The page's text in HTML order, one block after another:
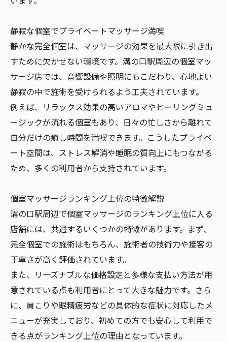
静寂な個室でプライベートマッサージ満喫
静かな完全個室は、マッサージの効果を最大限に引き出
すために欠かせない環境です。溝の口駅周辺の個室マッ
サージ店では、音響設備や照明にもこだわり、心地よい
静寂の中で施術を受けられるよう工夫されています。
例えば、リラックス効果の高いアロマやヒーリングミュ
ージックが流れる個室もあり、日々の忙しさから離れて
自分だけの癒し時間を満喫できます。こうしたプライベ
ート空間は、ストレス解消や睡眠の質向上にもつながる
ため、多くの利用者から支持されています。
個室マッサージランキング上位の特徴解説
溝の口駅周辺で個室マッサージのランキング上位に入る
店舗には、共通するいくつかの特徴があります。まず、
完全個室での施術はもちろん、施術者の技術力や接客の
丁寧さが高く評価されています。
また、リーズナブルな価格設定と多様な支払い方法が用
意されている点も利用者にとって大きな魅力です。さら
に、肩こりや眼精疲労などの具体的な症状に対応したメ
ニューが充実しており、初めての方でも安心して利用で
きる点がランキング上位の理由となっています。